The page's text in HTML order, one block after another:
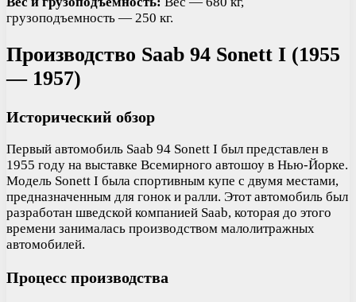
грузоподъемность — 250 кг.
Производство Saab 94 Sonett I (1955
— 1957)
Исторический обзор
Первый автомобиль Saab 94 Sonett I был представлен в
1955 году на выставке Всемирного автошоу в Нью-Йорке.
Модель Sonett I была спортивным купе с двумя местами,
предназначенным для гонок и ралли. Этот автомобиль был
разработан шведской компанией Saab, которая до этого
времени занималась производством малолитражных
автомобилей.
Процесс производства